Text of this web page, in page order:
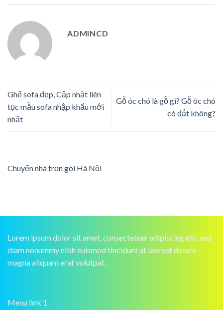
ADMINCD
Ghế sofa đẹp, Cập nhật liên
tục mẫu sofa nhập khẩu mới
nhất
Gỗ óc chó là gỗ gì? Gỗ óc chó
có đắt không?
Chuyển nhà trọn gói Hà Nội
Lorem ipsum dolor sit amet, consectetuer adipiscing elit, sed
diam nonummy nibh euismod tincidunt ut laoreet dolore
magna aliquam erat volutpat.
Menu link 1